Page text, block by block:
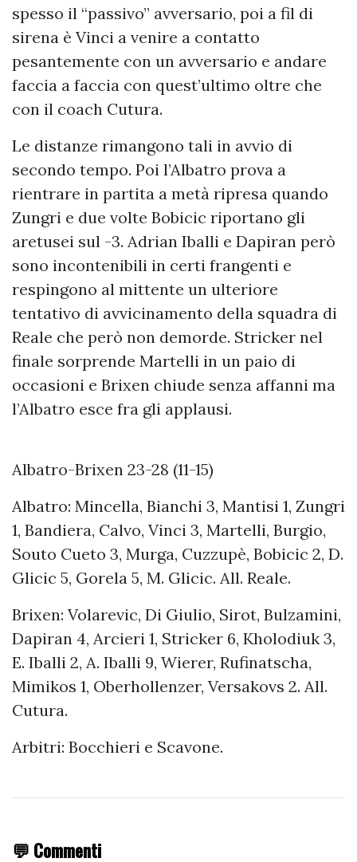
spesso il “passivo” avversario, poi a fil di
sirena è Vinci a venire a contatto
pesantemente con un avversario e andare
faccia a faccia con quest’ultimo oltre che
con il coach Cutura.
Le distanze rimangono tali in avvio di
secondo tempo. Poi l’Albatro prova a
rientrare in partita a metà ripresa quando
Zungri e due volte Bobicic riportano gli
aretusei sul -3. Adrian Iballi e Dapiran però
sono incontenibili in certi frangenti e
respingono al mittente un ulteriore
tentativo di avvicinamento della squadra di
Reale che però non demorde. Stricker nel
finale sorprende Martelli in un paio di
occasioni e Brixen chiude senza affanni ma
l’Albatro esce fra gli applausi.
Albatro-Brixen 23-28 (11-15)
Albatro: Mincella, Bianchi 3, Mantisi 1, Zungri
1, Bandiera, Calvo, Vinci 3, Martelli, Burgio,
Souto Cueto 3, Murga, Cuzzupè, Bobicic 2, D.
Glicic 5, Gorela 5, M. Glicic. All. Reale.
Brixen: Volarevic, Di Giulio, Sirot, Bulzamini,
Dapiran 4, Arcieri 1, Stricker 6, Kholodiuk 3,
E. Iballi 2, A. Iballi 9, Wierer, Rufinatscha,
Mimikos 1, Oberhollenzer, Versakovs 2. All.
Cutura.
Arbitri: Bocchieri e Scavone.
💬 Commenti